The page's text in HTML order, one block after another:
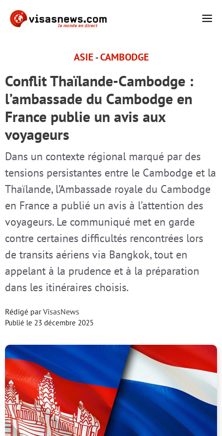
Aller
ASIE-CAMBODGE
Conflit Thaïlande-Cambodge :
l’ambassade du Cambodge en
France publie un avis aux
voyageurs
Dans un contexte régional marqué par des
tensions persistantes entre le Cambodge et la
Thaïlande, l’Ambassade royale du Cambodge
en France a publié un avis à l’attention des
voyageurs. Le communiqué met en garde
contre certaines difficultés rencontrées lors
de transits aériens via Bangkok, tout en
appelant à la prudence et à la préparation
dans les itinéraires choisis.
Rédigé parVisasNews
Publié le 23 décembre 2025